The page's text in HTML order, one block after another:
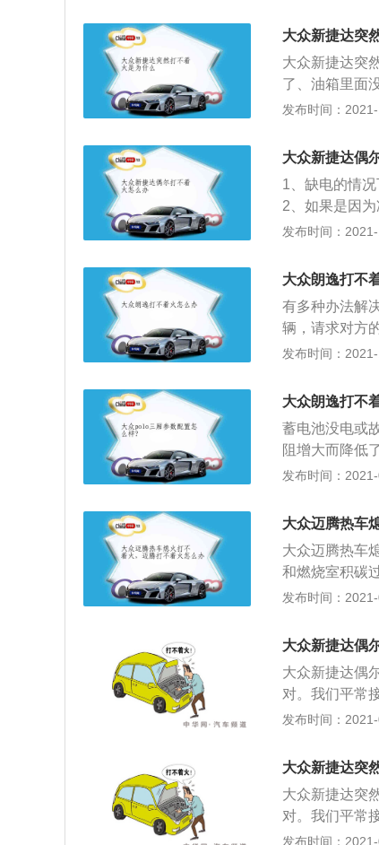
显示，这时去
挡位一定要放
致的，只需要
火；第三，汽
电瓶；第四，
也不一样，所
大众新捷达突
大众新捷达突
了、油箱里面
很多汽车出现
都是可以通过
的原因可以是
瓶寿命到期的
按下喇叭就知
的时候，那就
挡上就会打不
发布时间：
大众新捷达偶
1、缺电的情
2、如果是因
时候要检查点
这时候如果要
车辆过冷汽油
火了。3、点
况要检查点火
发布时间：
大众朗逸打不
有多种办法解
辆，请求对方
拨打附近维修
增压发动机，
动变速箱，干
发布时间：
大众朗逸打不
蓄电池没电或
阻增大而降低
影响发动机启
油表红灯亮时
天，气温很低
了，检查一下
触不良，可以
表进行检测，
些，这样就比
发布时间：
大众迈腾热车
大众迈腾热车
和燃烧室积碳
变化，使得控
渗漏现象，导
时混合气过浓
如果电磁阀一
态，造成热车
行现场检查。
发布时间：
大众新捷达偶
大众新捷达偶
对。我们平常
情况相当普遍
造成的亏电或
灯、高功率音
查，按下喇叭
挡或N挡上，
发布时间：
大众新捷达突
大众新捷达突
对。我们平常
情况相当普遍
发布时间：